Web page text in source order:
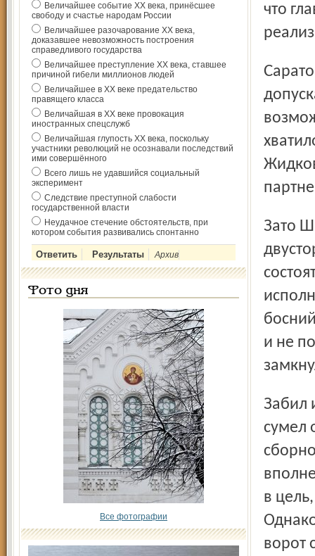
Величайшее событие ХХ века, принёсшее
свободу и счастье народам России
Величайшее разочарование ХХ века,
доказавшее невозможность построения
справедливого государства
Величайшее преступление ХХ века, ставшее
причиной гибели миллионов людей
Величайшее в ХХ веке предательство
правящего класса
Величайшая в ХХ веке провокация
иностранных спецслужб
Величайшая глупость ХХ века, поскольку
участники революций не осознавали последствий
ими совершённого
Всего лишь не удавшийся социальный
эксперимент
Следствие преступной слабости
государственной власти
Неудачное стечение обстоятельств, при
котором события развивались спонтанно
Архив
Фото дня
Все фотографии
что
Саратовцы, игравшие весьма собранно и почти не
Зато Шаранович, сделавший накануне хет-трик в
и не
Забил и лидер атак саратовцев. Федьков на мгновение
сумел
в
ворот